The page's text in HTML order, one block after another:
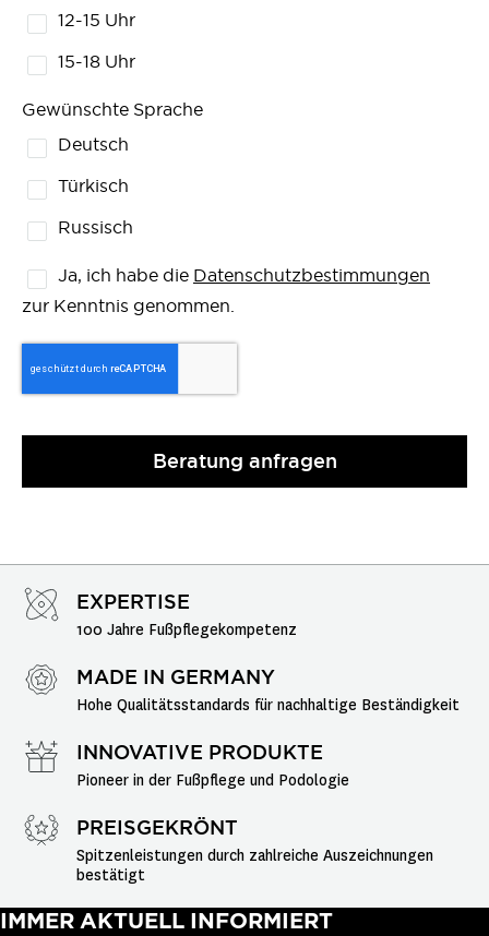
12-15 Uhr
15-18 Uhr
Gewünschte Sprache
Deutsch
Türkisch
Russisch
Ja, ich habe die Datenschutzbestimmungen
zur Kenntnis genommen.
Beratung anfragen
EXPERTISE
100 Jahre Fußpflegekompetenz
MADE IN GERMANY
Hohe Qualitätsstandards für nachhaltige Beständigkeit
INNOVATIVE PRODUKTE
Pioneer in der Fußpflege und Podologie
PREISGEKRÖNT
Spitzenleistungen durch zahlreiche Auszeichnungen
bestätigt
IMMER AKTUELL INFORMIERT